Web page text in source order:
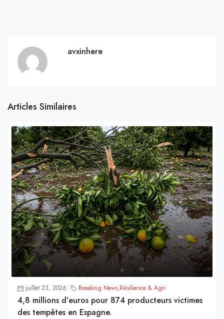
avxinhere
Articles Similaires
juillet 23, 2026 Breaking News,Résilience & Agri
4,8 millions d’euros pour 874 producteurs victimes
des tempêtes en Espagne.